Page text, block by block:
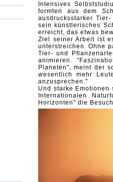
Intensives
formten aus dem
ausdrucksstarker
sein künstlerisches
erreicht, das etwas
Ziel seiner Arbeit ist
unterstreichen. Ohne
Tier-und
animieren.
Planeten", meint der
wesentlich mehr
anzusprechen."
Und starke Emotionen
Internationalen
Horizonten" die